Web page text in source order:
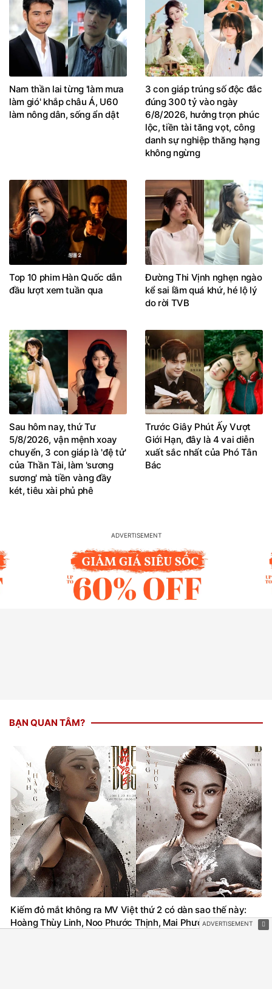
Nam thần lai từng 'làm mưa
làm gió' khắp châu Á, U60
làm nông dân, sống ẩn dật
3 con giáp trúng số độc đắc
đúng 300 tỷ vào ngày
6/8/2026, hưởng trọn phúc
lộc, tiền tài tăng vọt, công
danh sự nghiệp thăng hạng
không ngừng
Top 10 phim Hàn Quốc dẫn
đầu lượt xem tuần qua
Đường Thi Vịnh nghẹn ngào
kể sai lầm quá khứ, hé lộ lý
do rời TVB
Sau hôm nay, thứ Tư
5/8/2026, vận mệnh xoay
chuyển, 3 con giáp là 'đệ tử'
của Thần Tài, làm 'sương
sương' mà tiền vàng đầy
két, tiêu xài phủ phê
Trước Giây Phút Ấy Vượt
Giới Hạn, đây là 4 vai diễn
xuất sắc nhất của Phó Tân
Bác
BẠN QUAN TÂM?
Kiếm đỏ mắt không ra MV Việt thứ 2 có dàn sao thế này:
Hoàng Thùy Linh, Noo Phước Thịnh, Mai Phương Thúy, Minh